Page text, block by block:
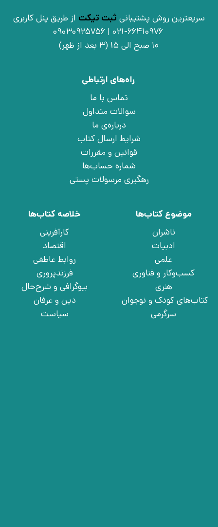
سریعترین روش پشتیبانی ثبت تیکت از طریق پنل کاربری
021-66410976 | 09030925756
10 صبح الی 15 (3 بعد از ظهر)
راه‌های ارتباطی
تماس با ما
سوالات متداول
درباره‌ی ما
شرایط ارسال کتاب
قوانین و مقررات
شماره حساب‌ها
رهگیری مرسولات پستی
موضوع کتاب‌ها
ناشران
ادبیات
علمی
کسب‌وکار و فناوری
هنری
کتاب‌های کودک و نوجوان
سرگرمی
خلاصه کتاب‌ها
کارآفرینی
اقتصاد
روابط عاطفی
فرزندپروری
بیوگرافی و شرح‌حال
دین و عرفان
سیاست